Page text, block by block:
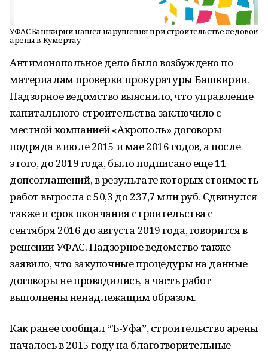
УФАС Башкирии нашел нарушения при строительстве ледовой
арены в Кумертау
Антимонопольное дело было возбуждено по
материалам проверки прокуратуры Башкирии.
Надзорное ведомство выяснило, что управление
капитального строительства заключило с
местной компанией «Акрополь» договоры
подряда в июле 2015 и мае 2016 годов, а после
этого, до 2019 года, было подписано еще 11
допсоглашений, в результате которых стоимость
работ выросла с 50,3 до 237,7 млн руб. Сдвинулся
также и срок окончания строительства с
сентября 2016 до августа 2019 года, говорится в
решении УФАС. Надзорное ведомство также
заявило, что закупочные процедуры на данные
договоры не проводились, а часть работ
выполнены ненадлежащим образом.
Как ранее сообщал “Ъ-Уфа”, строительство арены
началось в 2015 году на благотворительные